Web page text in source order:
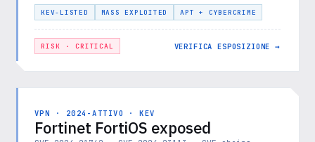
KEV-LISTED MASS EXPLOITED APT + CYBERCRIME
RISK · CRITICAL VERIFICA ESPOSIZIONE →
VPN · 2024-ATTIVO · KEV
Fortinet FortiOS exposed